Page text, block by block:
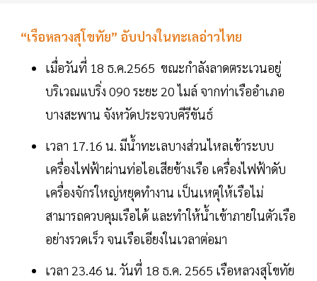
“เรือหลวงสุโขทัย” อับปางในทะเลอ่าวไทย
เมื่อวันที่ 18 ธ.ค.2565 ขณะกำลังลาดตระเวนอยู่
บริเวณแบริ่ง 090 ระยะ 20 ไมล์ จากท่าเรืออำเภอ
บางสะพาน จังหวัดประจวบคีรีขันธ์
เวลา 17.16 น. มีน้ำทะเลบางส่วนไหลเข้าระบบ
เครื่องไฟฟ้าผ่านท่อไอเสียข้างเรือ เครื่องไฟฟ้าดับ
เครื่องจักรใหญ่หยุดทำงาน เป็นเหตุให้เรือไม่
สามารถควบคุมเรือได้ และทำให้น้ำเข้าภายในตัวเรือ
อย่างรวดเร็ว จนเรือเอียงในเวลาต่อมา
เวลา 23.46 น. วันที่ 18 ธ.ค. 2565 เรือหลวงสุโขทัย